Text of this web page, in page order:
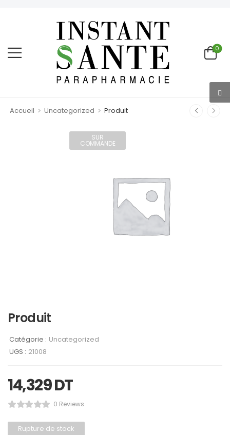
0
Accueil > Uncategorized > Produit
SUR
COMMANDE
Produit
Catégorie : Uncategorized
UGS : 21008
14,329DT
0 Reviews
Rupture de stock